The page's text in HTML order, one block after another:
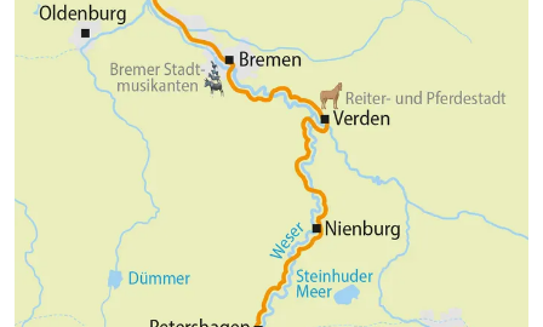
Schifffahrtsgeschichte der Unterweser. Im Schutze
des Deiches rollen Sie weiter Richtung Norden. Ein
frischer Wind, Salzgeruch in der Luft und ganz viel
Meer und Möwen zeigen Ihnen, daß Sie an der Küste
sind. In Bremerhaven lohnt ein Besuch im
"Schaufenster Fischereihafen", ein Kultur- und
Kommunikationszentrum mit kleinen Geschäften,
Kunsthandwerk, Restaurants und
Seefischkochstudio.
Koffer die Heimreise antreten. Falls Sie zurück zum
Starthotel in Hann. Münden möchten, empfehlen wir
Ihnen unseren praktischen Rücktransfer-Service inkl.
Fahrradtransport.